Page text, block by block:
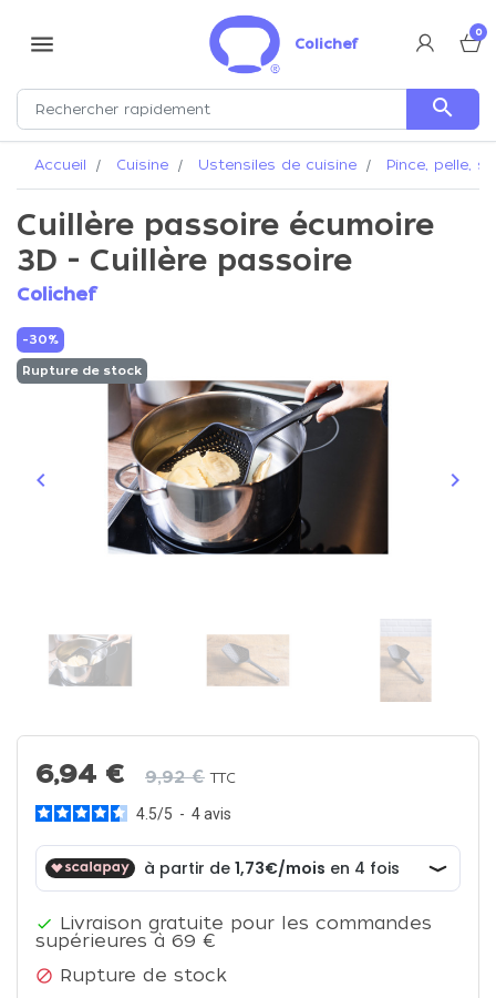
menu Colichef
0
search
Accueil Cuisine Ustensiles de cuisine Pince, pelle,
Cuillère passoire écumoire
3D - Cuillère passoire
Colichef
-30%
Rupture de stock
Précédent
keyboard_arrow_left keyboard_arrow_right
6,94 € 9,92 € TTC
4.5/5 - 4avis
 Livraison gratuite pour les commandes
supérieures à 69 €
 Rupture de stock